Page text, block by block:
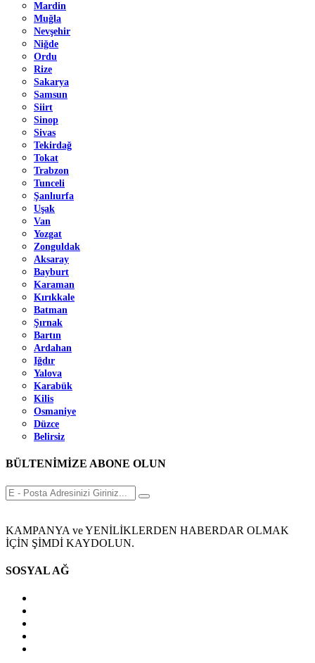
Mardin
Muğla
Nevşehir
Niğde
Ordu
Rize
Sakarya
Samsun
Siirt
Sinop
Sivas
Tekirdağ
Tokat
Trabzon
Tunceli
Şanlıurfa
Uşak
Van
Yozgat
Zonguldak
Aksaray
Bayburt
Karaman
Kırıkkale
Batman
Şırnak
Bartın
Ardahan
Iğdır
Yalova
Karabük
Kilis
Osmaniye
Düzce
Belirsiz
BÜLTENİMİZE ABONE OLUN
KAMPANYA ve YENİLİKLERDEN HABERDAR OLMAK
İÇİN ŞİMDİ KAYDOLUN.
SOSYAL AĞ